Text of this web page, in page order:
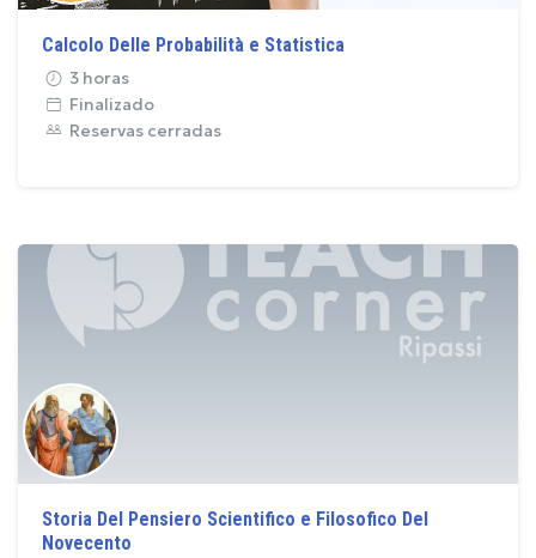
Calcolo Delle Probabilità e Statistica
3 horas
Finalizado
Reservas cerradas
Storia Del Pensiero Scientifico e Filosofico Del
Novecento